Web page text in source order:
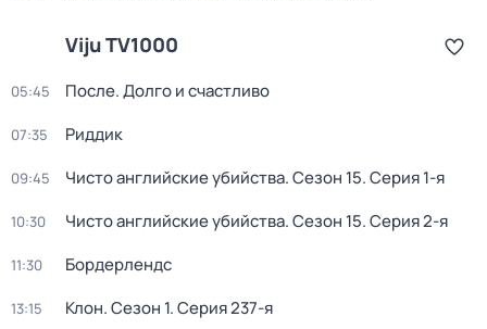
Viju TV1000
05:45 После. Долго и счастливо
07:35 Риддик
09:45 Чисто английские убийства. Сезон 15. Серия 1-я
10:30 Чисто английские убийства. Сезон 15. Серия 2-я
11:30 Бордерлендс
13:15 Клон. Сезон 1. Серия 237-я